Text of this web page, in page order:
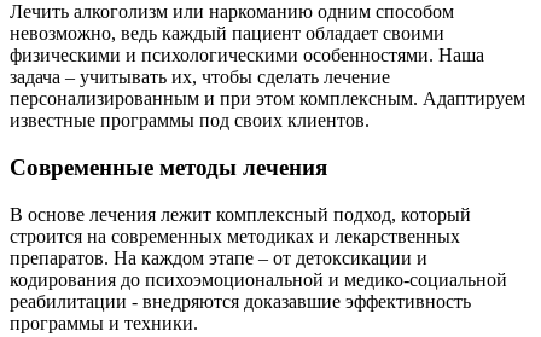
Лечить алкоголизм или наркоманию одним способом
невозможно, ведь каждый пациент обладает своими
физическими и психологическими особенностями. Наша
задача – учитывать их, чтобы сделать лечение
персонализированным и при этом комплексным. Адаптируем
известные программы под своих клиентов.
Современные методы лечения
В основе лечения лежит комплексный подход, который
строится на современных методиках и лекарственных
препаратов. На каждом этапе – от детоксикации и
кодирования до психоэмоциональной и медико-социальной
реабилитации - внедряются доказавшие эффективность
программы и техники.